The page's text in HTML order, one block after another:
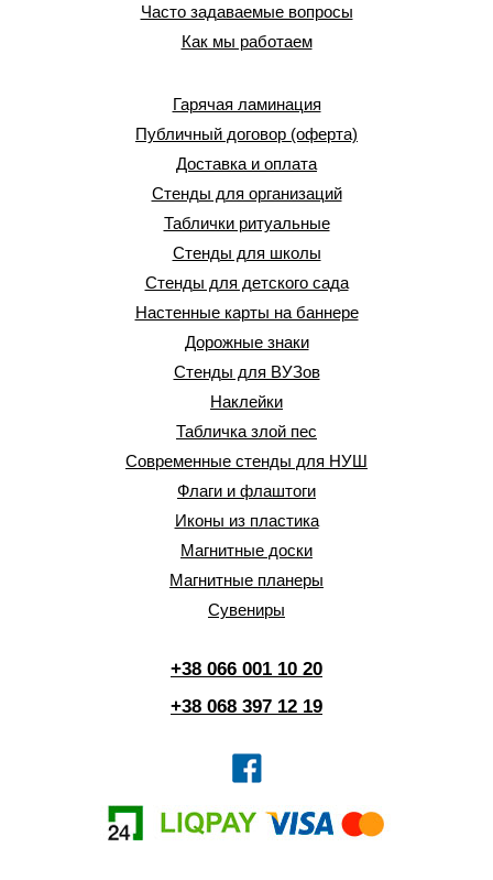
Часто задаваемые вопросы
Как мы работаем
Гарячая ламинация
Публичный договор (оферта)
Доставка и оплата
Стенды для организаций
Таблички ритуальные
Стенды для школы
Стенды для детского сада
Настенные карты на баннере
Дорожные знаки
Стенды для ВУЗов
Наклейки
Табличка злой пес
Современные стенды для НУШ
Флаги и флаштоги
Иконы из пластика
Магнитные доски
Магнитные планеры
Сувениры
+38 066 001 10 20
+38 068 397 12 19